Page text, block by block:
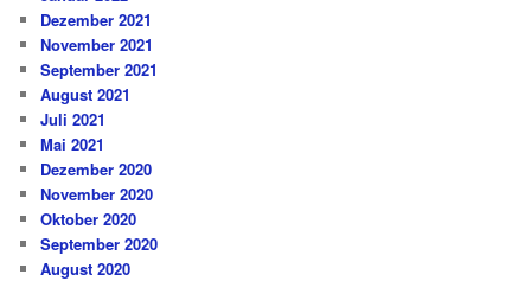
Dezember 2021
November 2021
September 2021
August 2021
Juli 2021
Mai 2021
Dezember 2020
November 2020
Oktober 2020
September 2020
August 2020